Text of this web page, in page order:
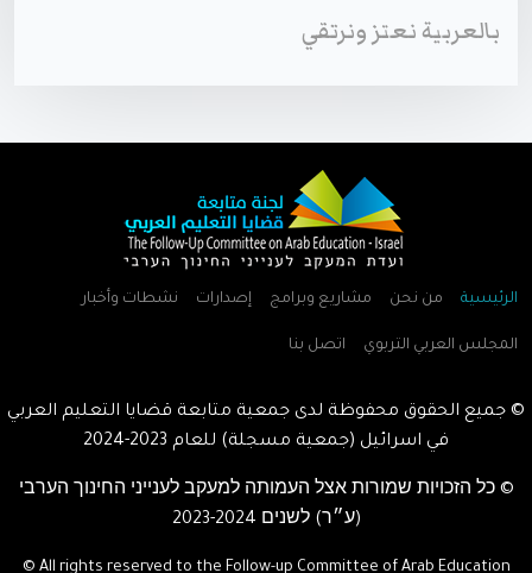
بالعربية نعتز ونرتقي
الرئيسية من نحن مشاريع وبرامج إصدارات نشطات وأخبار
المجلس العربي التربوي اتصل بنا
© جميع الحقوق محفوظة لدى جمعية متابعة قضايا التعليم العربي
في اسرائيل (جمعية مسجلة) للعام
© כל הזכויות שמורות אצל העמותה למעקב לענייני החינוך הערבי
(ע״ר) לשנים
© All rights reserved to the Follow-up Committee of Arab Education